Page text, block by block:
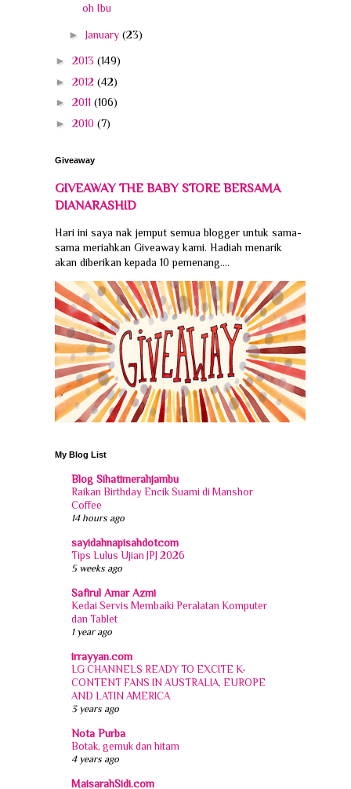
oh Ibu
► January (23)
► 2013 (149)
► 2012 (42)
► 2011 (106)
► 2010 (7)
Giveaway
GIVEAWAY THE BABY STORE BERSAMA
DIANARASHID
Hari ini saya nak jemput semua blogger untuk sama-
sama meriahkan Giveaway kami. Hadiah menarik
akan diberikan kepada 10 pemenang....
My Blog List
Blog Sihatimerahjambu
Raikan Birthday Encik Suami di Manshor
Coffee
14 hours ago
sayidahnapisahdotcom
Tips Lulus Ujian JPJ 2026
5 weeks ago
Safirul Amar Azmi
Kedai Servis Membaiki Peralatan Komputer
dan Tablet
1 year ago
irrayyan.com
LG CHANNELS READY TO EXCITE K-
CONTENT FANS IN AUSTRALIA, EUROPE
AND LATIN AMERICA
3 years ago
Nota Purba
Botak, gemuk dan hitam
4 years ago
MaisarahSidi.com